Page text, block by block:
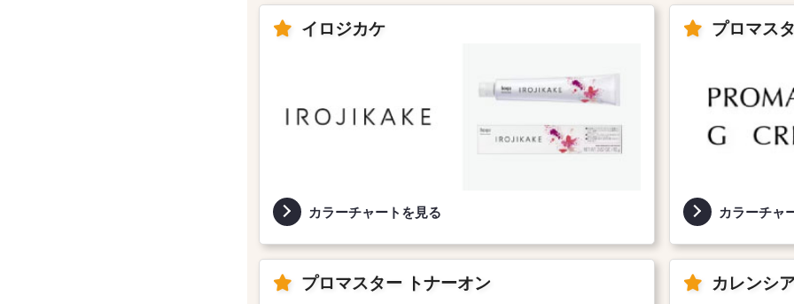
イロジカケ
カラーチャートを見る
プロマス
カラーチャ
プロマスター トナーオン カレンシ